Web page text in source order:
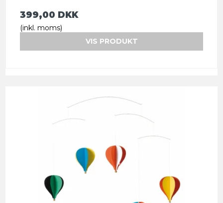
399,00 DKK
(inkl. moms)
VIS PRODUKT